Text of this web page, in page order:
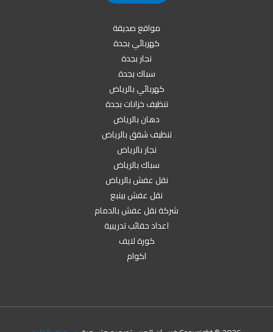
مواقع صديقة
كهربائي بجدة
نجار بجدة
سباك بجدة
كهربائي بالرياض
تنظيف خزانات بجدة
دهان بالرياض
تنظيف شقق بالرياض
نجار بالرياض
سباك بالرياض
نقل عفش بالرياض
نقل عفش بينبع
شركة نقل عفش بالدمام
اعداد حقائب تدريبية
كورة لايف
اكوام